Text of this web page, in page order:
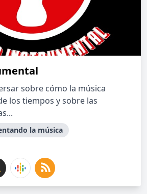
sobre cómo la música
los tiempos y sobre las
la música